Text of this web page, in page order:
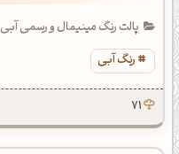
پالت رنگ مینیمال و رسمی آبی
رنگ آبی
71